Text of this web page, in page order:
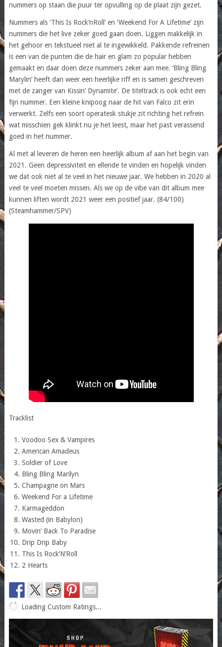
nummers op staan die puur ter opvulling op de plaat zijn gezet.
Nummers als ‘This Is Rock’nRoll’ en ‘Weekend For A Lifetime’ zijn
nummers die het live zeker goed gaan doen. Liggen makkelijk in
het gehoor en tekstueel niet al te ingewikkeld. Pakkende refreinen
is een van de punten die de hair en glam zo popular hebben
gemaakt en daar doen deze nummers zeker aan mee. ‘Bling Bling
Marylin’ heeft dan weer een heerlijke riff en is samen geschreven
met de zanger van Kissin’ Dynamite’. De titeltrack is ook echt een
fijn nummer. Een kleine knipoog naar de hit van Falco zit erin
verwerkt. Zelfs een soort operatesk stukje zit richting het refrein
wat misschien gek klinkt nu je het leest, maar het past verassend
goed in het nummer.
Al met al leveren de heren een heerlijk album af aan het begin van
2021. Geen depressiviteit en ellende te vinden en hopelijk vinden
we dat ook niet al te veel in het nieuwe jaar. We hebben in 2020 al
veel te veel moeten missen. Als we op de vibe van dit album mee
kunnen liften wordt 2021 weer een positief jaar. (84/100)
(Steamhammer/SPV)
Tracklist
Voodoo Sex & Vampires
American Amadeus
Soldier of Love
Bling Bling Marilyn
Champagne on Mars
Weekend For a Lifetime
Karmageddon
Wasted (in Babylon)
Movin’ Back To Paradise
Drip Drip Baby
This Is Rock’N’Roll
2 Hearts
Loading Custom Ratings...